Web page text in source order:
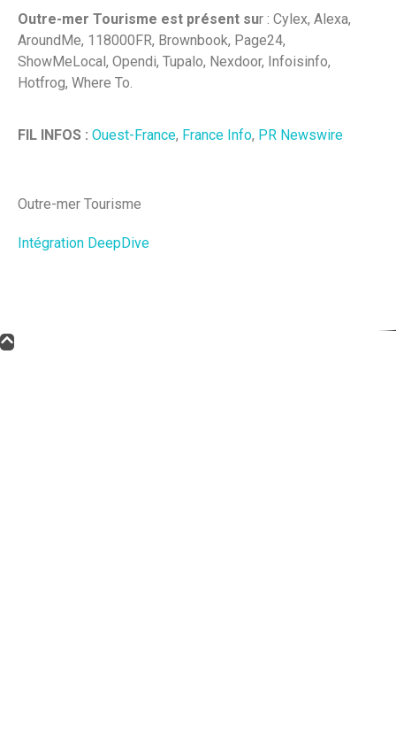
Outre-mer Tourisme est présent sur : Cylex, Alexa,
AroundMe, 118000FR, Brownbook, Page24,
ShowMeLocal, Opendi, Tupalo, Nexdoor, Infoisinfo,
Hotfrog, Where To.
FIL INFOS : Ouest-France, France Info, PR Newswire
Outre-mer Tourisme
Intégration DeepDive